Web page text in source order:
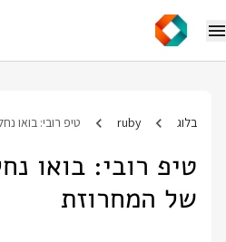
בלוג ruby טיפ רובי: בואו
טיפ רובי: בואו
של המחרוזת